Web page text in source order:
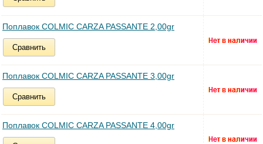
Поплавок COLMIC CARZA PASSANTE 2,00gr
Сравнить
Поплавок COLMIC CARZA PASSANTE 3,00gr
Сравнить
Поплавок COLMIC CARZA PASSANTE 4,00gr